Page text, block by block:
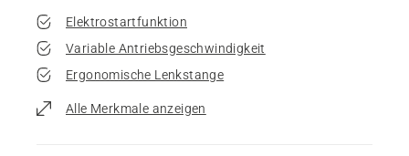
Elektrostartfunktion
Variable Antriebsgeschwindigkeit
Ergonomische Lenkstange
Alle Merkmale anzeigen